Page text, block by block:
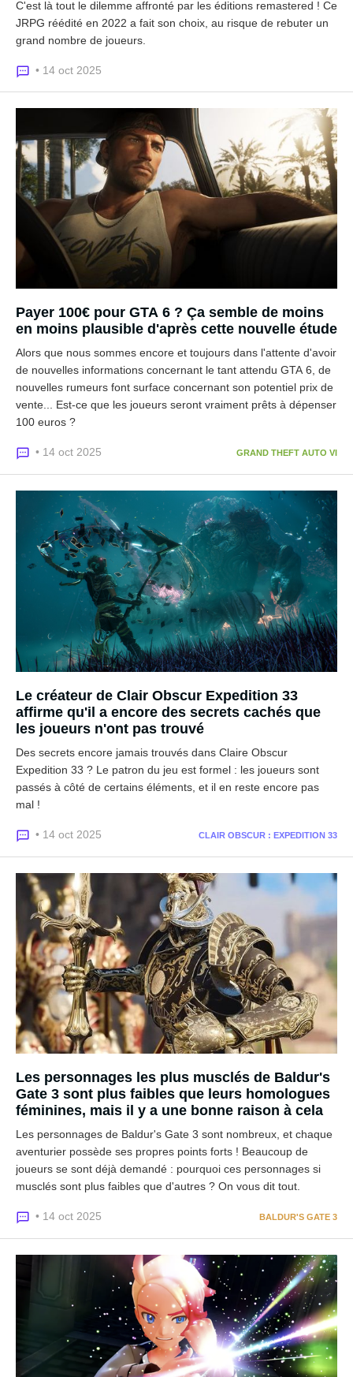
C'est là tout le dilemme affronté par les éditions remastered ! Ce
JRPG réédité en 2022 a fait son choix, au risque de rebuter un
grand nombre de joueurs.
• 14 oct 2025
Payer 100€ pour GTA 6 ? Ça semble de moins
en moins plausible d'après cette nouvelle étude
Alors que nous sommes encore et toujours dans l'attente d'avoir
de nouvelles informations concernant le tant attendu GTA 6, de
nouvelles rumeurs font surface concernant son potentiel prix de
vente... Est-ce que les joueurs seront vraiment prêts à dépenser
100 euros ?
• 14 oct 2025 GRAND THEFT AUTO VI
Le créateur de Clair Obscur Expedition 33
affirme qu'il a encore des secrets cachés que
les joueurs n'ont pas trouvé
Des secrets encore jamais trouvés dans Claire Obscur
Expedition 33 ? Le patron du jeu est formel : les joueurs sont
passés à côté de certains éléments, et il en reste encore pas
mal !
• 14 oct 2025 CLAIR OBSCUR : EXPEDITION 33
Les personnages les plus musclés de Baldur's
Gate 3 sont plus faibles que leurs homologues
féminines, mais il y a une bonne raison à cela
Les personnages de Baldur's Gate 3 sont nombreux, et chaque
aventurier possède ses propres points forts ! Beaucoup de
joueurs se sont déjà demandé : pourquoi ces personnages si
musclés sont plus faibles que d'autres ? On vous dit tout.
• 14 oct 2025 BALDUR'S GATE 3